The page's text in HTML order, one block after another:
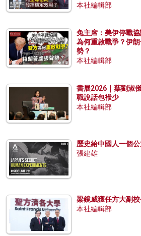
本社編輯部
兔主席：美伊停戰
為何重啟戰爭？伊
勢？
本社編輯部
書展2026｜葉劉淑
職說話包袱少
本社編輯部
歷史給中國人一個
張建雄
梁鏡威獲任方大副
本社編輯部